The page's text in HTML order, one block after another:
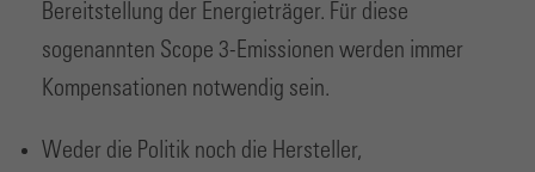
Bereitstellung der Energieträger. Für diese
sogenannten Scope 3-Emissionen werden immer
Kompensationen notwendig sein.
Weder die Politik noch die Hersteller,